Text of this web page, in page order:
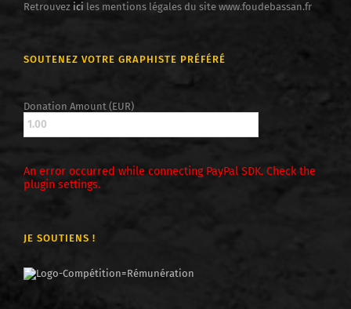
Retrouvez ici les mentions légales du site www.foudebassan.fr
SOUTENEZ VOTRE GRAPHISTE PRÉFÉRÉ
Donation Amount (EUR)
An error occurred while connecting PayPal SDK. Check the
plugin settings.
JE SOUTIENS !